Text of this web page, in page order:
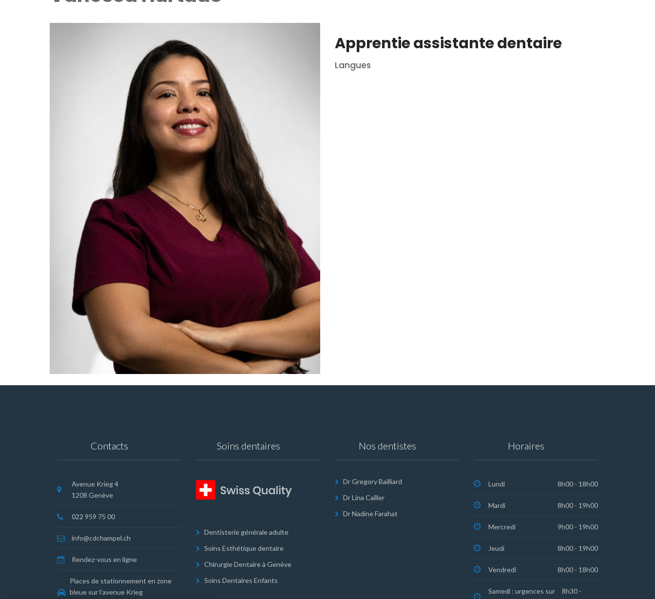
Apprentie assistante dentaire
Langues
Contacts
Avenue Krieg 4
1208 Genève
022 959 75 00
info@cdchampel.ch
Rendez-vous en ligne
Places de stationnement en zone
bleue sur l’avenue Krieg
Soins dentaires
Dentisterie générale adulte
Soins Esthétique dentaire
Chirurgie Dentaire à Genève
Soins Dentaires Enfants
Nos dentistes
Dr Gregory Bailliard
Dr Lina Cailler
Dr Nadine Farahat
Horaires
Lundi 8h00 - 18h00
Mardi 8h00 - 19h00
Mercredi 9h00 - 19h00
Jeudi 8h00 - 19h00
Vendredi 8h00 - 18h00
Samedi : urgences sur
8h30 -